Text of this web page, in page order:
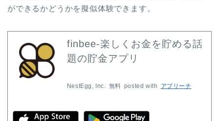
ができるかどうかを擬似体験できます。
finbee-楽しくお金を貯める話
題の貯金アプリ
NestEgg, Inc. 無料 posted with アプリーチ